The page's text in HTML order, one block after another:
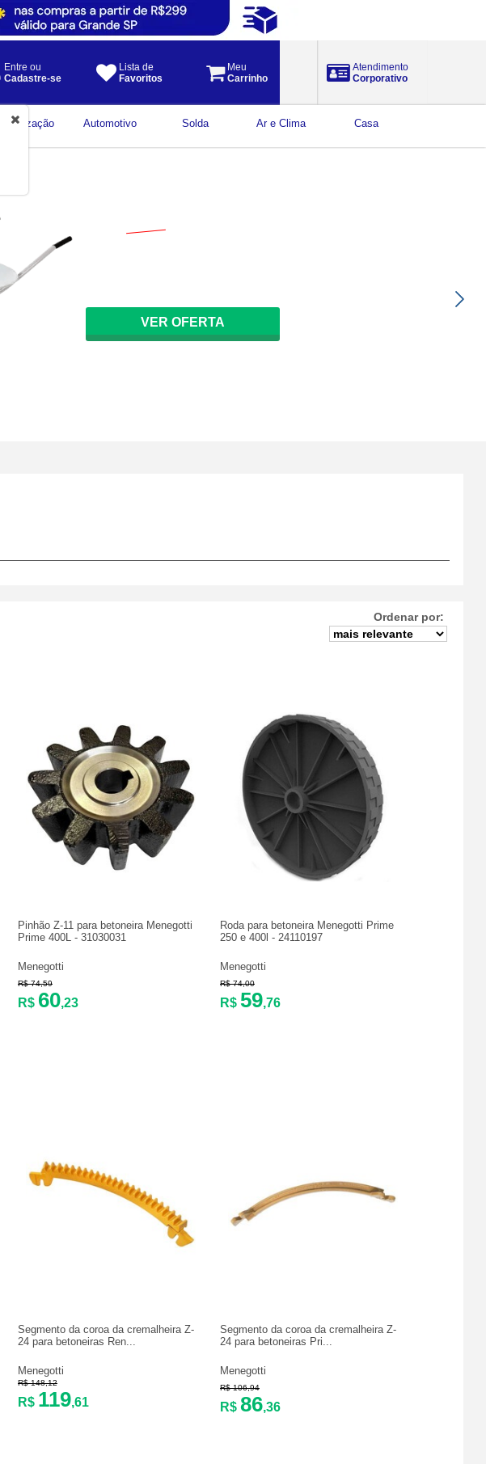
Entre ou
Cadastre-se
Lista de
Favoritos
Meu
Carrinho
Atendimento
Corporativo
Organização Automotivo Solda Ar e Clima Casa
205,88por
VER OFERTA
Ordenar por:
Pinhão Z-11 para betoneira Menegotti
Prime 400L - 31030031
Menegotti
R$ 74,59
R$ 60,23
Roda para betoneira Menegotti Prime
250 e 400l - 24110197
Menegotti
R$ 74,00
R$ 59,76
Segmento da coroa da cremalheira Z-
24 para betoneiras Ren...
Menegotti
R$ 148,12
R$ 119,61
Segmento da coroa da cremalheira Z-
24 para betoneiras Pri...
Menegotti
R$ 106,94
R$ 86,36